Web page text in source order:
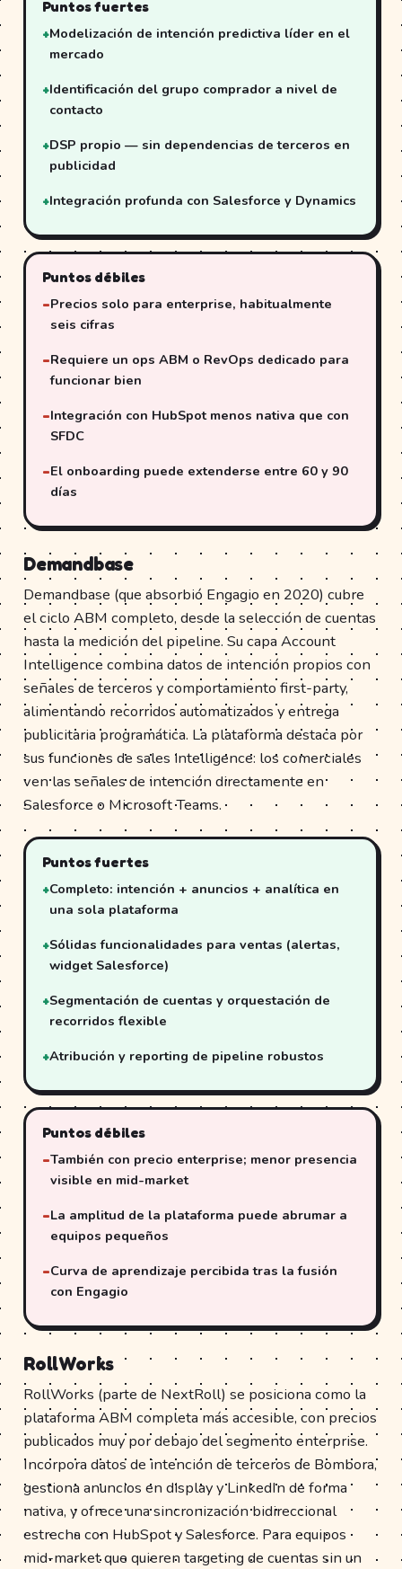
Puntos fuertes
Modelización de intención predictiva líder en el
mercado
Identificación del grupo comprador a nivel de
contacto
DSP propio — sin dependencias de terceros en
publicidad
Integración profunda con Salesforce y Dynamics
Puntos débiles
Precios solo para enterprise, habitualmente
seis cifras
Requiere un ops ABM o RevOps dedicado para
funcionar bien
Integración con HubSpot menos nativa que con
SFDC
El onboarding puede extenderse entre 60 y 90
días
Demandbase
Demandbase (que absorbió Engagio en 2020) cubre
el ciclo ABM completo, desde la selección de cuentas
hasta la medición del pipeline. Su capa Account
Intelligence combina datos de intención propios con
señales de terceros y comportamiento first-party,
alimentando recorridos automatizados y entrega
publicitaria programática. La plataforma destaca por
sus funciones de sales intelligence: los comerciales
ven las señales de intención directamente en
Salesforce o Microsoft Teams.
Puntos fuertes
Completo: intención + anuncios + analítica en
una sola plataforma
Sólidas funcionalidades para ventas (alertas,
widget Salesforce)
Segmentación de cuentas y orquestación de
recorridos flexible
Atribución y reporting de pipeline robustos
Puntos débiles
También con precio enterprise; menor presencia
visible en mid-market
La amplitud de la plataforma puede abrumar a
equipos pequeños
Curva de aprendizaje percibida tras la fusión
con Engagio
RollWorks
RollWorks (parte de NextRoll) se posiciona como la
plataforma ABM completa más accesible, con precios
publicados muy por debajo del segmento enterprise.
Incorpora datos de intención de terceros de Bombora,
gestiona anuncios en display y LinkedIn de forma
nativa, y ofrece una sincronización bidireccional
estrecha con HubSpot y Salesforce. Para equipos
mid-market que quieren targeting de cuentas sin un